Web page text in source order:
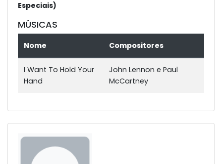
Especiais)
MÚSICAS
Nome Compositores
I Want To Hold Your
Hand
John Lennon e Paul
McCartney